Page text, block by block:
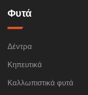
Φυτά
Δέντρα
Κηπευτικά
Καλλωπιστικά φυτά